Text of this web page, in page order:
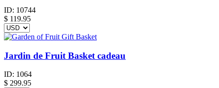
ID: 10744
$ 119.95
Jardin de Fruit Basket cadeau
ID: 1064
$ 299.95